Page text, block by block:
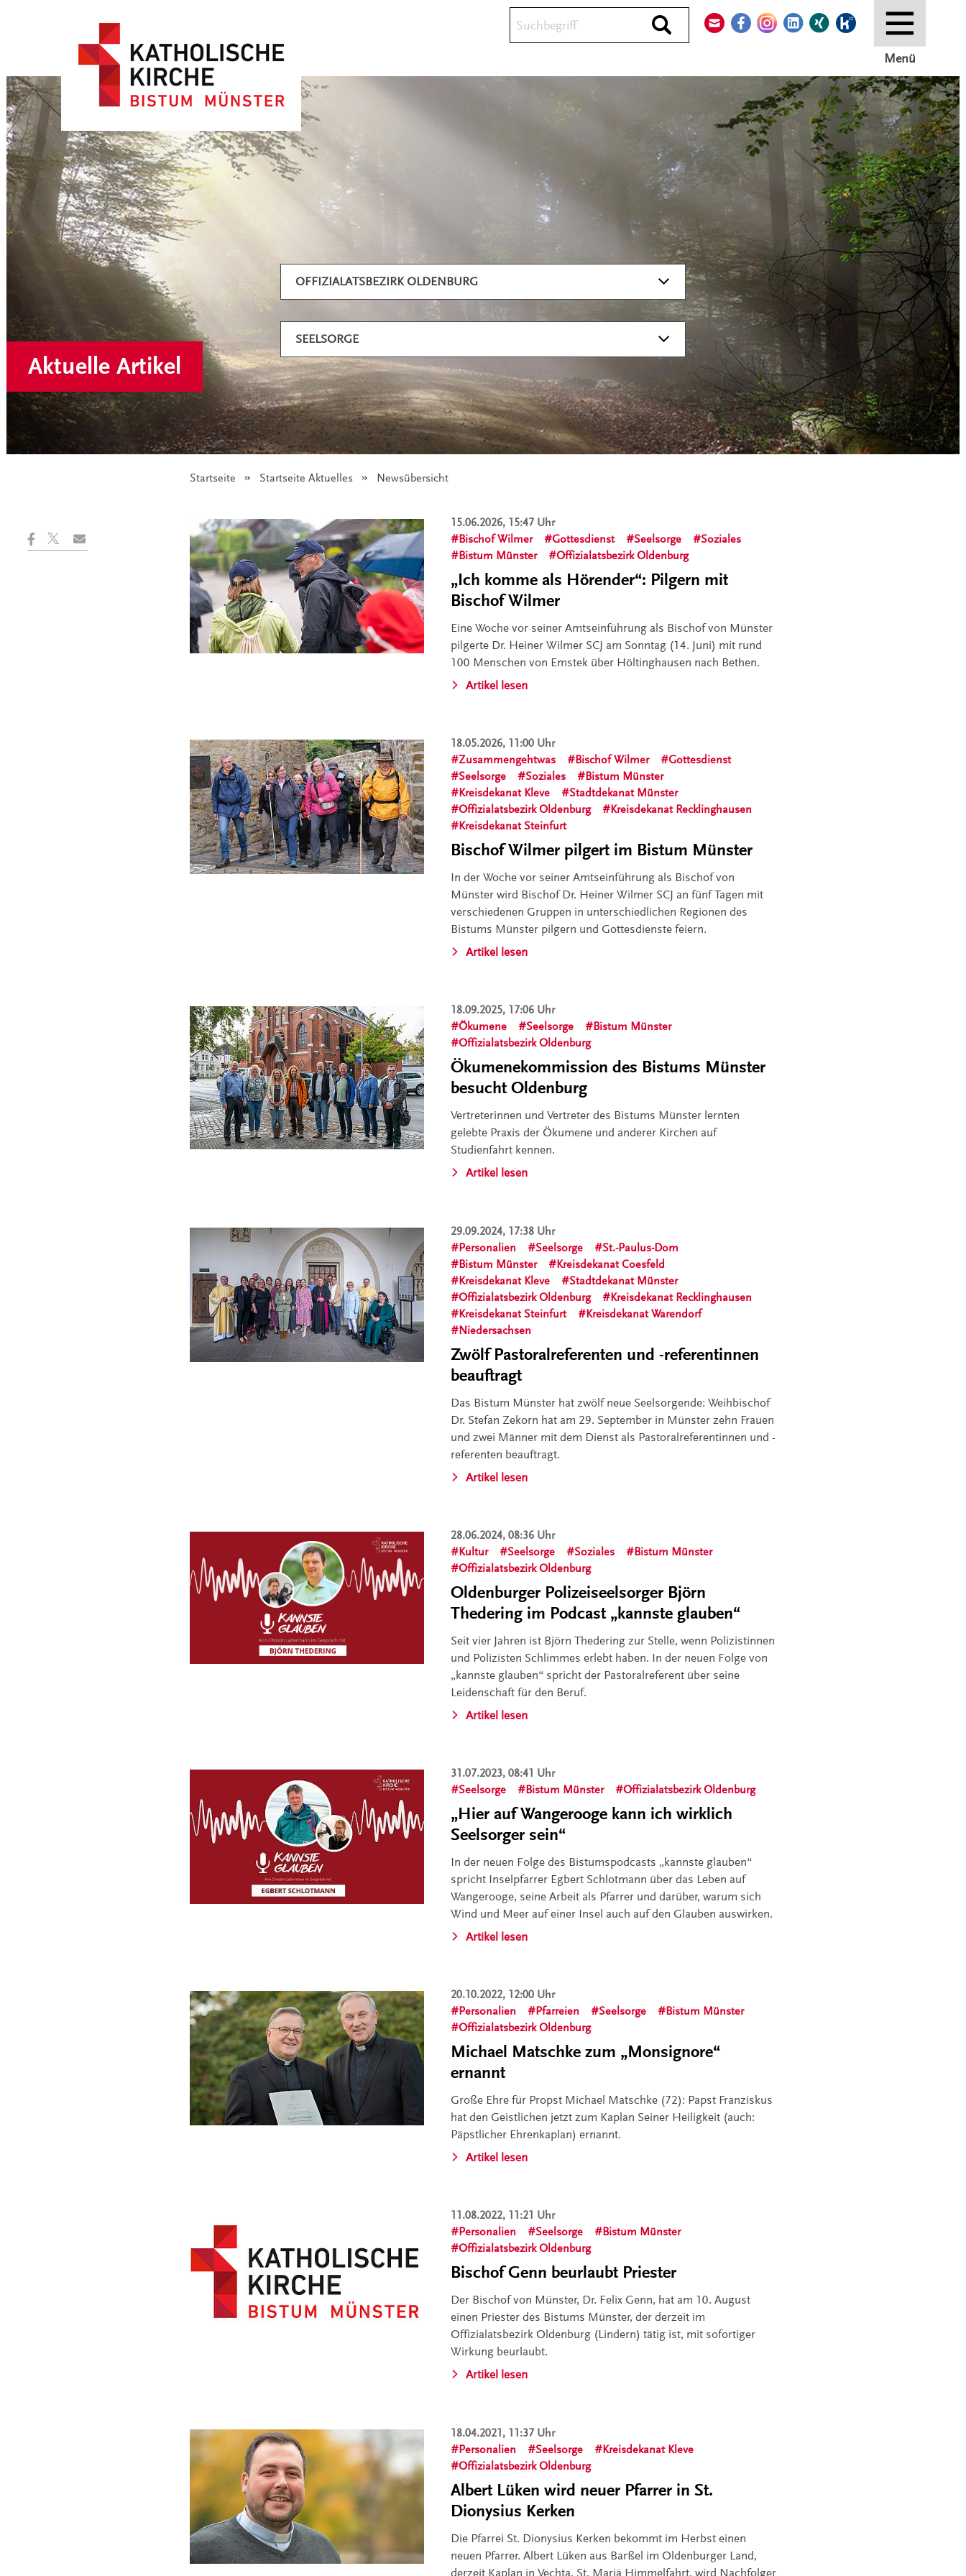
Durchsuchen
Menü
Aktuelle Artikel
Artikel filtern OFFIZIALATSBEZIRK OLDENBURG
SEELSORGE
Startseite Startseite Aktuelles Angezeigt:
Newsübersicht
15.06.2026, 15:47 Uhr
Bischof Wilmer
Gottesdienst Seelsorge
Soziales
Bistum Münster
Offizialatsbezirk Oldenburg
„Ich komme als Hörender“: Pilgern mit
Bischof Wilmer
Eine Woche vor seiner Amtseinführung als Bischof von Münster
pilgerte Dr. Heiner Wilmer SCJ am Sonntag (14. Juni) mit rund
100 Menschen von Emstek über Höltinghausen nach Bethen.
Artikel lesen
18.05.2026, 11:00 Uhr
Zusammengehtwas
Bischof Wilmer
Gottesdienst
Seelsorge
Soziales
Bistum Münster
Kreisdekanat Kleve
Stadtdekanat Münster
Offizialatsbezirk Oldenburg
Kreisdekanat Recklinghausen
Kreisdekanat Steinfurt
Bischof Wilmer pilgert im Bistum Münster
In der Woche vor seiner Amtseinführung als Bischof von
Münster wird Bischof Dr. Heiner Wilmer SCJ an fünf Tagen mit
verschiedenen Gruppen in unterschiedlichen Regionen des
Bistums Münster pilgern und Gottesdienste feiern.
Artikel lesen
18.09.2025, 17:06 Uhr
Ökumene
Seelsorge
Bistum Münster
Offizialatsbezirk Oldenburg
Ökumenekommission des Bistums Münster
besucht Oldenburg
Vertreterinnen und Vertreter des Bistums Münster lernten
gelebte Praxis der Ökumene und anderer Kirchen auf
Studienfahrt kennen.
Artikel lesen
29.09.2024, 17:38 Uhr
Personalien
Seelsorge
St.-Paulus-Dom
Bistum Münster
Kreisdekanat Coesfeld
Kreisdekanat Kleve
Stadtdekanat Münster
Offizialatsbezirk Oldenburg
Kreisdekanat Recklinghausen
Kreisdekanat Steinfurt
Kreisdekanat Warendorf
Niedersachsen
Zwölf Pastoralreferenten und -referentinnen
beauftragt
Das Bistum Münster hat zwölf neue Seelsorgende: Weihbischof
Dr. Stefan Zekorn hat am 29. September in Münster zehn Frauen
und zwei Männer mit dem Dienst als Pastoralreferentinnen und -
referenten beauftragt.
Artikel lesen
28.06.2024, 08:36 Uhr
Kultur
Seelsorge Soziales
Bistum Münster
Offizialatsbezirk Oldenburg
Oldenburger Polizeiseelsorger Björn
Thedering im Podcast „kannste glauben“
Seit vier Jahren ist Björn Thedering zur Stelle, wenn Polizistinnen
und Polizisten Schlimmes erlebt haben. In der neuen Folge von
„kannste glauben“ spricht der Pastoralreferent über seine
Leidenschaft für den Beruf.
Artikel lesen
31.07.2023, 08:41 Uhr
Seelsorge
Bistum Münster Offizialatsbezirk Oldenburg
„Hier auf Wangerooge kann ich wirklich
Seelsorger sein“
In der neuen Folge des Bistumspodcasts „kannste glauben“
spricht Inselpfarrer Egbert Schlotmann über das Leben auf
Wangerooge, seine Arbeit als Pfarrer und darüber, warum sich
Wind und Meer auf einer Insel auch auf den Glauben auswirken.
Artikel lesen
20.10.2022, 12:00 Uhr
Personalien
Pfarreien Seelsorge
Bistum Münster
Offizialatsbezirk Oldenburg
Michael Matschke zum „Monsignore“
ernannt
Große Ehre für Propst Michael Matschke (72): Papst Franziskus
hat den Geistlichen jetzt zum Kaplan Seiner Heiligkeit (auch:
Päpstlicher Ehrenkaplan) ernannt.
Artikel lesen
11.08.2022, 11:21 Uhr
Personalien
Seelsorge
Bistum Münster
Offizialatsbezirk Oldenburg
Bischof Genn beurlaubt Priester
Der Bischof von Münster, Dr. Felix Genn, hat am 10. August
einen Priester des Bistums Münster, der derzeit im
Offizialatsbezirk Oldenburg (Lindern) tätig ist, mit sofortiger
Wirkung beurlaubt.
Artikel lesen
18.04.2021, 11:37 Uhr
Personalien
Seelsorge
Kreisdekanat Kleve
Offizialatsbezirk Oldenburg
Albert Lüken wird neuer Pfarrer in St.
Dionysius Kerken
Die Pfarrei St. Dionysius Kerken bekommt im Herbst einen
neuen Pfarrer. Albert Lüken aus Barßel im Oldenburger Land,
derzeit Kaplan in Vechta, St. Mariä Himmelfahrt, wird Nachfolger